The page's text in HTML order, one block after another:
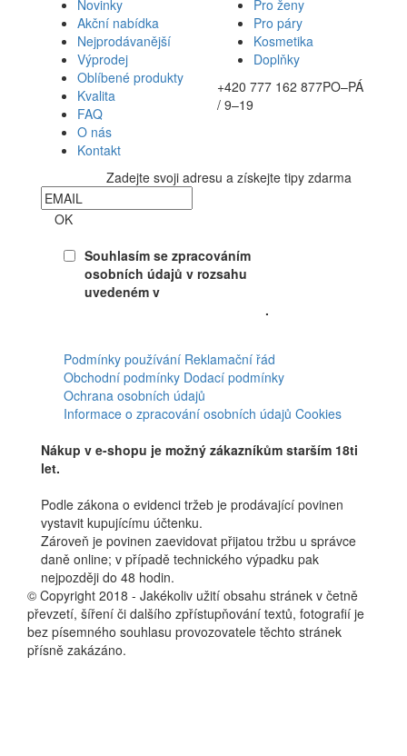
Novinky
Akční nabídka
Nejprodávanější
Výprodej
Oblíbené produkty
Kvalita
FAQ
O nás
Kontakt
Pro ženy
Pro páry
Kosmetika
Doplňky
+420 777 162 877PO–PÁ
/ 9–19
Zadejte svoji adresu a získejte tipy zdarma
OK
Souhlasím se zpracováním
osobních údajů v rozsahu
uvedeném v
.
Podmínky používání Reklamační řád
Obchodní podmínky Dodací podmínky
Ochrana osobních údajů
Informace o zpracování osobních údajů Cookies
Nákup v e-shopu je možný zákazníkům starším 18ti
let.
Podle zákona o evidenci tržeb je prodávající povinen
vystavit kupujícímu účtenku.
Zároveň je povinen zaevidovat přijatou tržbu u správce
daně online; v případě technického výpadku pak
nejpozději do 48 hodin.
© Copyright 2018 - Jakékoliv užití obsahu stránek v četně
převzetí, šíření či dalšího zpřístupňování textů, fotografií je
bez písemného souhlasu provozovatele těchto stránek
přísně zakázáno.